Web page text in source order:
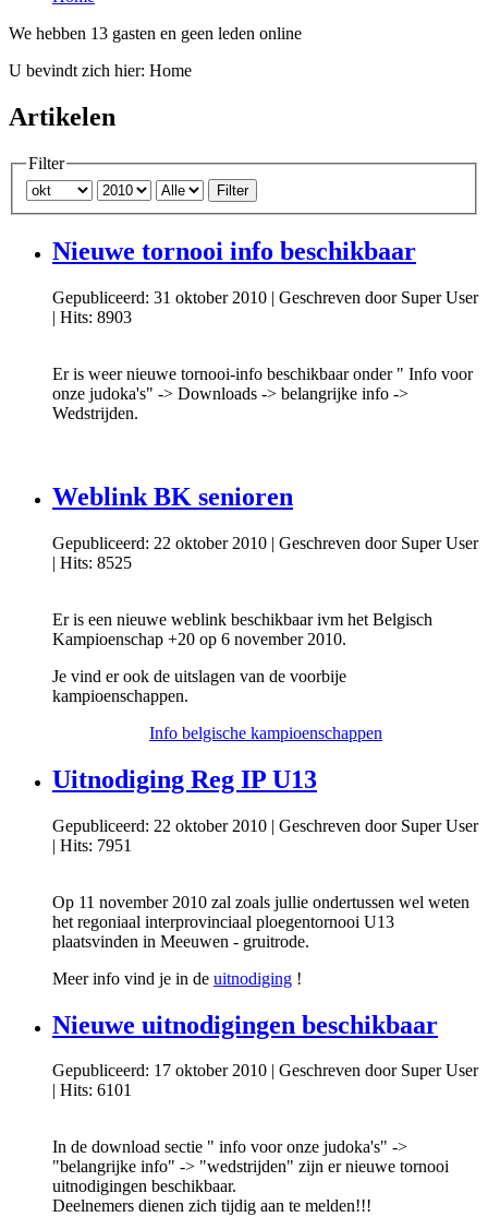
We hebben 13 gasten en geen leden online
U bevindt zich hier: Home
Artikelen
Filter
Filter
Nieuwe tornooi info beschikbaar
Gepubliceerd: 31 oktober 2010 | Geschreven door Super User
| Hits: 8903
Er is weer nieuwe tornooi-info beschikbaar onder " Info voor
onze judoka's" -> Downloads -> belangrijke info ->
Wedstrijden.
Weblink BK senioren
Gepubliceerd: 22 oktober 2010 | Geschreven door Super User
| Hits: 8525
Er is een nieuwe weblink beschikbaar ivm het Belgisch
Kampioenschap +20 op 6 november 2010.
Je vind er ook de uitslagen van de voorbije
kampioenschappen.
Info belgische kampioenschappen
Uitnodiging Reg IP U13
Gepubliceerd: 22 oktober 2010 | Geschreven door Super User
| Hits: 7951
Op 11 november 2010 zal zoals jullie ondertussen wel weten
het regoniaal interprovinciaal ploegentornooi U13
plaatsvinden in Meeuwen - gruitrode.
Meer info vind je in de uitnodiging !
Nieuwe uitnodigingen beschikbaar
Gepubliceerd: 17 oktober 2010 | Geschreven door Super User
| Hits: 6101
In de download sectie " info voor onze judoka's" ->
"belangrijke info" -> "wedstrijden" zijn er nieuwe tornooi
uitnodigingen beschikbaar.
Deelnemers dienen zich tijdig aan te melden!!!